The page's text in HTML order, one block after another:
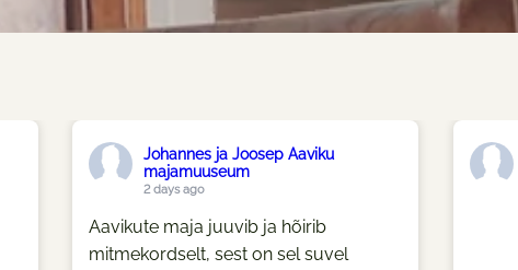
Johannes ja Joosep Aaviku
majamuuseum
2 days ago
Aavikute maja juuvib ja hõirib
mitmekordselt, sest on sel suvel